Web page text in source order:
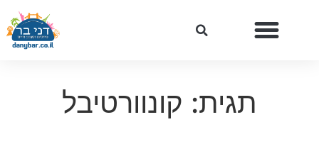
תגית: קונוורטיבל